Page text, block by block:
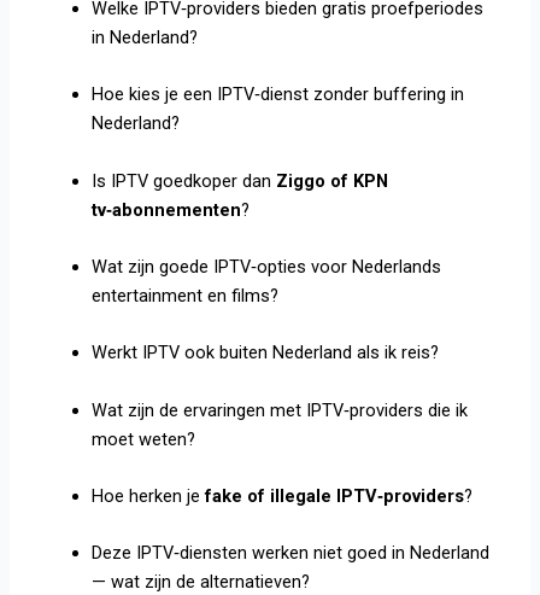
Welke IPTV‑providers bieden gratis proefperiodes
in Nederland?
Hoe kies je een IPTV‑dienst zonder buffering in
Nederland?
Is IPTV goedkoper dan Ziggo of KPN
tv‑abonnementen?
Wat zijn goede IPTV‑opties voor Nederlands
entertainment en films?
Werkt IPTV ook buiten Nederland als ik reis?
Wat zijn de ervaringen met IPTV‑providers die ik
moet weten?
Hoe herken jefake of illegale IPTV‑providers?
Deze IPTV‑diensten werken niet goed in Nederland
— wat zijn de alternatieven?